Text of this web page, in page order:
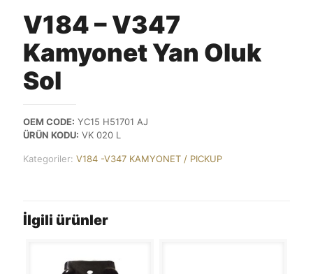
V184 – V347
Kamyonet Yan Oluk
Sol
OEM CODE: YC15 H51701 AJ
ÜRÜN KODU: VK 020 L
Kategoriler: V184 -V347 KAMYONET / PICKUP
İlgili ürünler